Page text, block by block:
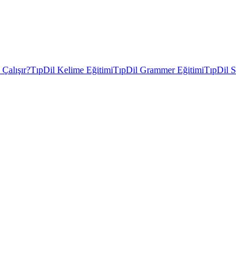
TıpDil Kelime EğitimiTıpDil Grammer EğitimiTıpDil